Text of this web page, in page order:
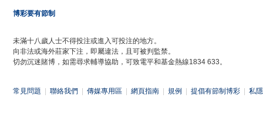
博彩要有節制
未滿十八歲人士不得投注或進入可投注的地方。
向非法或海外莊家下注，即屬違法，且可被判監禁。
切勿沉迷賭博，如需尋求輔導協助，可致電平和基金熱線1834 633。
常見問題 聯絡我們 傳媒專用區 網頁指南 規例 提倡有節制博彩 私